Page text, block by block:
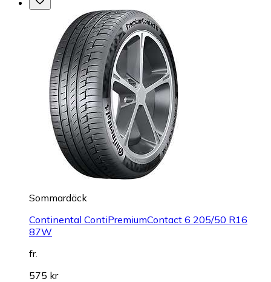
Sommardäck
Continental ContiPremiumContact 6 205/50 R16
87W
fr.
575 kr